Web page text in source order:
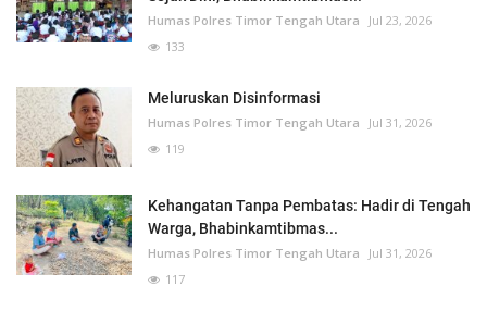
Humas Polres Timor Tengah Utara
Jul 23, 2026
133
Meluruskan Disinformasi
Humas Polres Timor Tengah Utara
Jul 31, 2026
119
Kehangatan Tanpa Pembatas: Hadir di Tengah
Warga, Bhabinkamtibmas...
Humas Polres Timor Tengah Utara
Jul 31, 2026
117